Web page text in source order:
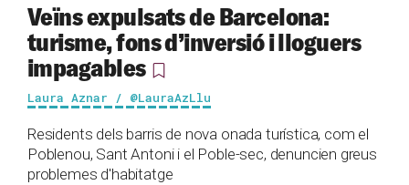
Veïns expulsats de Barcelona:
turisme, fons d’inversió i lloguers
impagables
Laura Aznar / @LauraAzLlu
Residents dels barris de nova onada turística, com el
Poblenou, Sant Antoni i el Poble-sec, denuncien greus
problemes d'habitatge